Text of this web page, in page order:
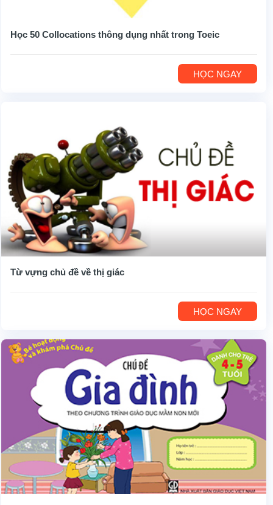
Học 50 Collocations thông dụng nhất trong Toeic
HỌC NGAY
Từ vựng chủ đề về thị giác
HỌC NGAY